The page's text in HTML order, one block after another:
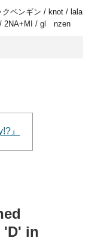
クペンギン / knot / lala
/ 2NA+MI / gl nzen
'D' in